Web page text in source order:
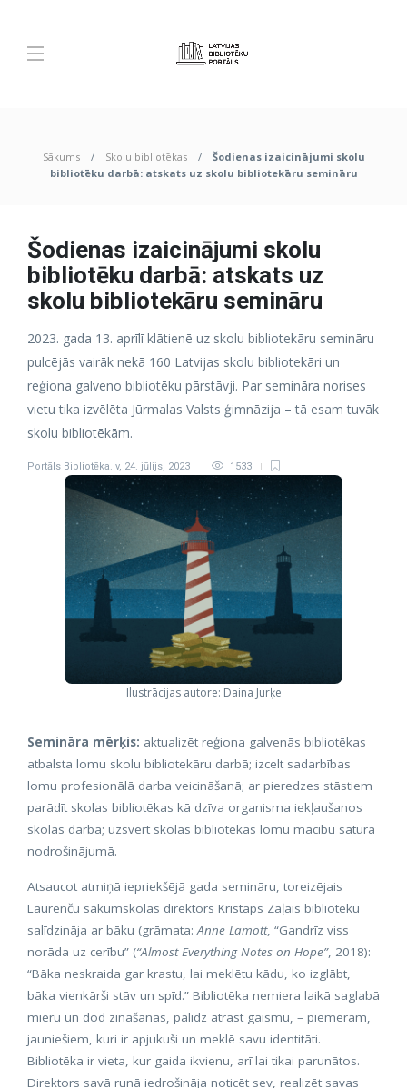
Sākums Skolu bibliotēkas
Šodienas izaicinājumi skolu
bibliotēku darbā: atskats uz skolu bibliotekāru semināru
Šodienas izaicinājumi skolu
bibliotēku darbā: atskats uz
skolu bibliotekāru semināru
2023. gada 13. aprīlī klātienē uz skolu bibliotekāru semināru
pulcējās vairāk nekā 160 Latvijas skolu bibliotekāri un
reģiona galveno bibliotēku pārstāvji. Par semināra norises
vietu tika izvēlēta Jūrmalas Valsts ģimnāzija – tā esam tuvāk
skolu bibliotēkām.
Portāls Bibliotēka.lv, 24. jūlijs, 2023 1533
Ilustrācijas autore: Daina Jurķe
Semināra mērķis: aktualizēt reģiona galvenās bibliotēkas
atbalsta lomu skolu bibliotekāru darbā; izcelt sadarbības
lomu profesionālā darba veicināšanā; ar pieredzes stāstiem
parādīt skolas bibliotēkas kā dzīva organisma iekļaušanos
skolas darbā; uzsvērt skolas bibliotēkas lomu mācību satura
nodrošinājumā.
Atsaucot atmiņā iepriekšējā gada semināru, toreizējais
Laurenču sākumskolas direktors Kristaps Zaļais bibliotēku
salīdzināja ar bāku (grāmata:Anne Lamott, “Gandrīz viss
norāda uz cerību” (“Almost Everything Notes on Hope”, 2018):
“Bāka neskraida gar krastu, lai meklētu kādu, ko izglābt,
bāka vienkārši stāv un spīd.” Bibliotēka nemiera laikā saglabā
mieru un dod zināšanas, palīdz atrast gaismu, – piemēram,
jauniešiem, kuri ir apjukuši un meklē savu identitāti.
Bibliotēka ir vieta, kur gaida ikvienu, arī lai tikai parunātos.
Direktors savā runā iedrošināja noticēt sev, realizēt savas